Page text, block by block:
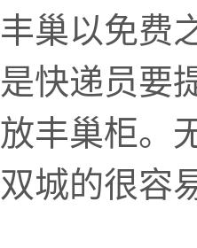
丰巢以免费
是快递员要
放丰巢柜。
双城的很容